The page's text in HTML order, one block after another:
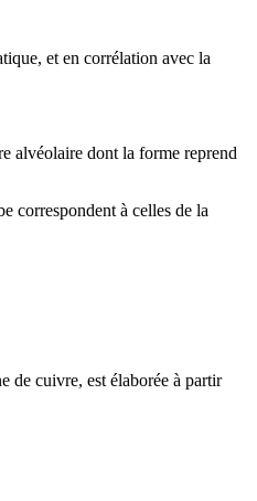
et en corrélation avec la
alvéolaire dont la forme reprend
correspondent à celles de la
de cuivre, est élaborée à partir